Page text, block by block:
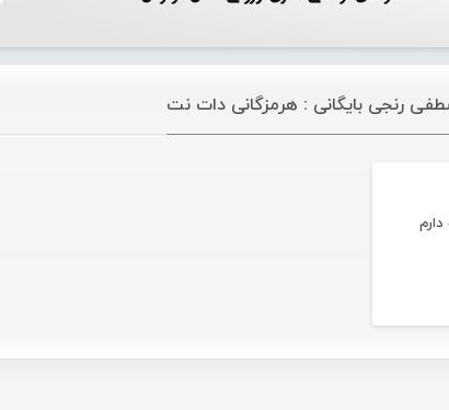
رنجی بایگانی : هرمزگانی دات نت